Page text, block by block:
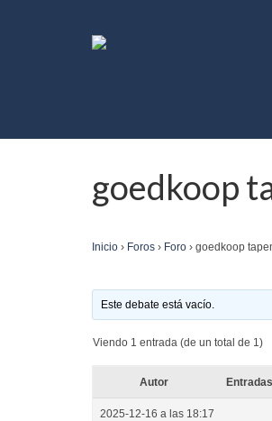
goedkoop
Inicio › Foros › Foro › goedkoop
Este debate está vacío.
Viendo 1 entrada (de un total de 1)
Autor Entradas
2025-12-16 a las 18:17